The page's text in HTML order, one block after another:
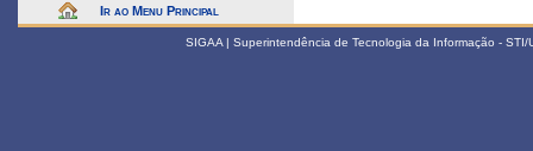
Ir ao Menu Principal
SIGAA | Superintendência de Tecnologia da Informação -